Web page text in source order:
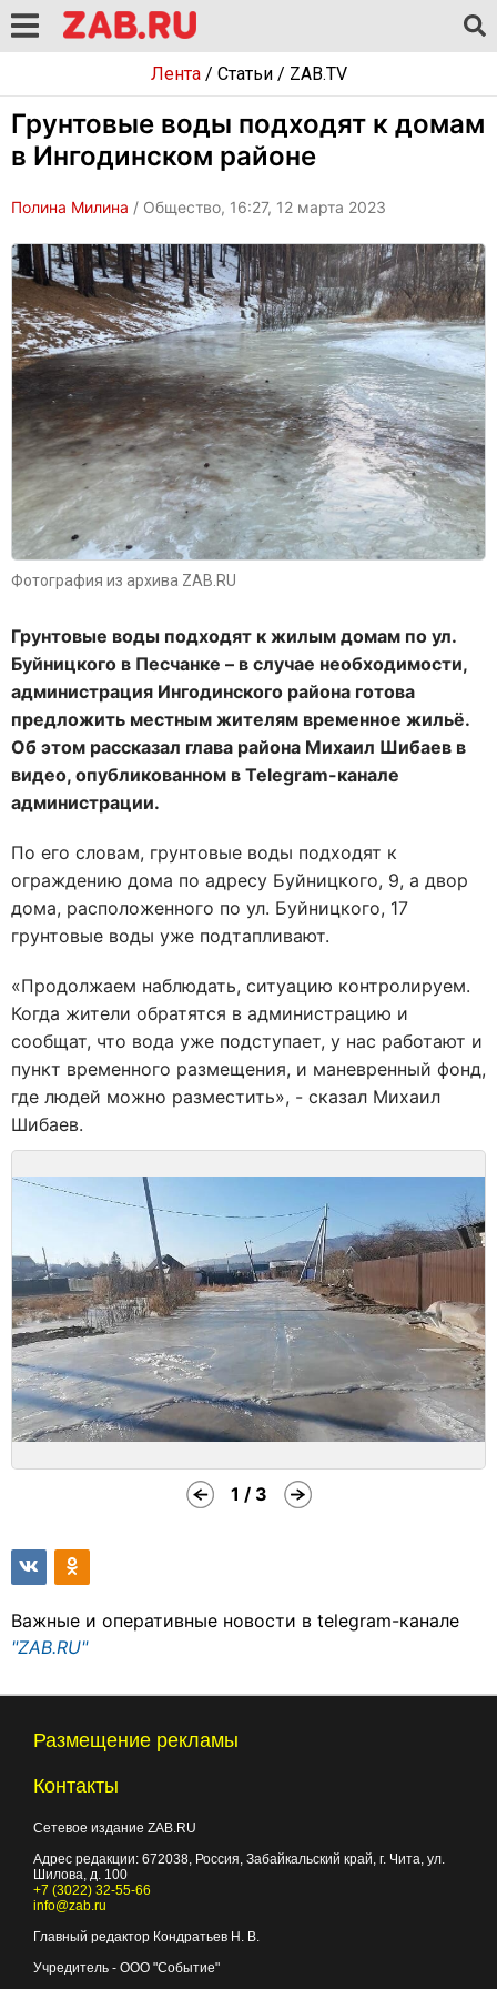
Лента/ Статьи/ ZAB.TV
Грунтовые воды подходят к домам
в Ингодинском районе
Полина Милина / Общество, 16:27, 12 марта 2023
Фотография из архива ZAB.RU
Грунтовые воды подходят к жилым домам по ул.
Буйницкого в Песчанке – в случае необходимости,
администрация Ингодинского района готова
предложить местным жителям временное жильё.
Об этом рассказал глава района Михаил Шибаев в
видео, опубликованном в Telegram-канале
администрации.
По его словам, грунтовые воды подходят к
ограждению дома по адресу Буйницкого, 9, а двор
дома, расположенного по ул. Буйницкого, 17
грунтовые воды уже подтапливают.
«Продолжаем наблюдать, ситуацию контролируем.
Когда жители обратятся в администрацию и
сообщат, что вода уже подступает, у нас работают и
пункт временного размещения, и маневренный фонд,
где людей можно разместить», - сказал Михаил
Шибаев.
1 / 3
Важные и оперативные новости в telegram-канале
"ZAB.RU"
Размещение рекламы
Контакты
Сетевое издание ZAB.RU
Адрес редакции: 672038, Россия, Забайкальский край, г. Чита, ул.
Шилова, д. 100
+7 (3022) 32-55-66
info@zab.ru
Главный редактор Кондратьев Н. В.
Учредитель - ООО "Событие"